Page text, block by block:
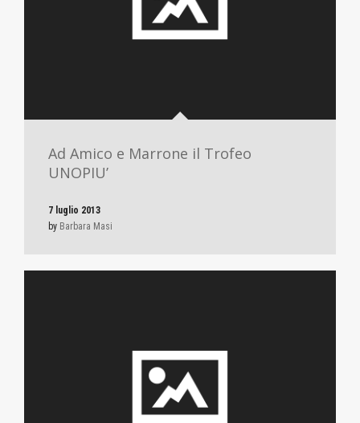
Ad Amico e Marrone il Trofeo
UNOPIU’
7 luglio 2013
by Barbara Masi